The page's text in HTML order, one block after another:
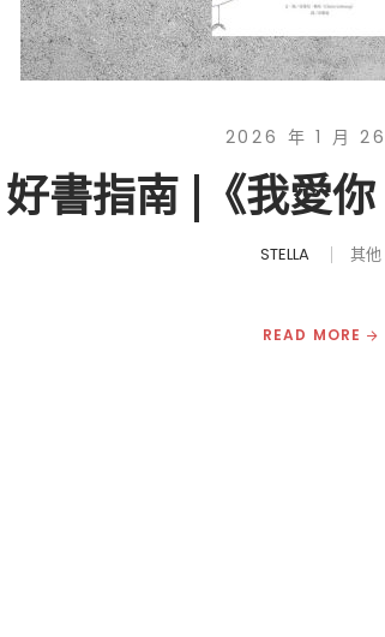
2026 年 1 月
好書指南 |《我愛你
STELLA 其他
READ MORE